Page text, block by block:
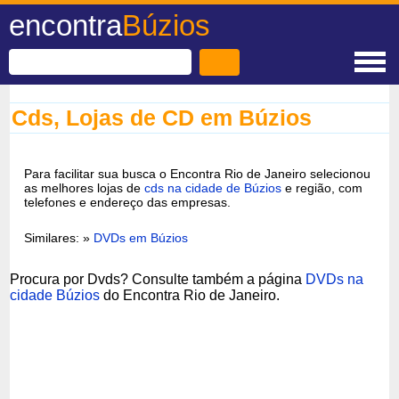
encontraBúzios
Cds, Lojas de CD em Búzios
Para facilitar sua busca o Encontra Rio de Janeiro selecionou
as melhores lojas decds na cidade de Búzios e região, com
telefones e endereço das empresas.
Similares: » DVDs em Búzios
Procura por Dvds? Consulte também a página DVDs na
cidade Búzios do Encontra Rio de Janeiro.